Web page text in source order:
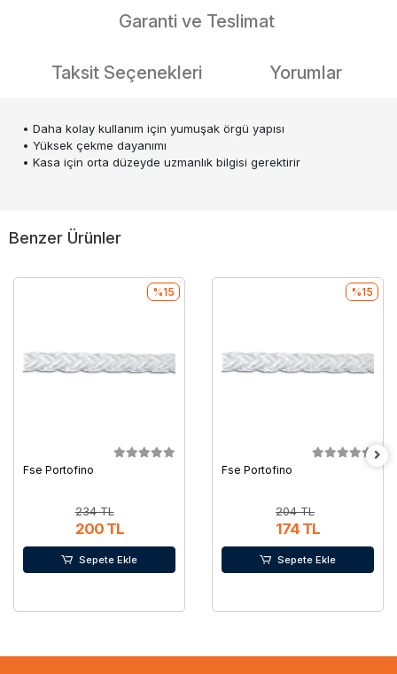
Garanti ve Teslimat
Taksit Seçenekleri Yorumlar
• Daha kolay kullanım için yumuşak örgü yapısı
• Yüksek çekme dayanımı
• Kasa için orta düzeyde uzmanlık bilgisi gerektirir
Benzer Ürünler
Fse Portofino
234 TL
200 TL
%15
Sepete Ekle
Fse Portofino
204 TL
174 TL
%15
Sepete Ekle